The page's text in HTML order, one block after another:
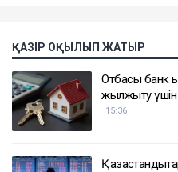
ҚАЗІР ОҚЫЛЫП ЖАТЫР
Отбасы банк
жылжыту үшін
15:36